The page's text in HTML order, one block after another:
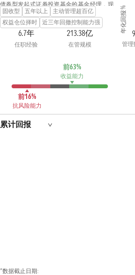
债券型发起式证券投资基金的基金经理，现任
现金理财部副总监、长信富瑞两年定期开放债
券型证券投资基金、长信稳势纯债债券型证券
投资基金、长信30天滚动持有短债债券型证券
投资基金、长信稳航30天持有期中短债债券型
证券投资基金、长信90天滚动持有债券型证券
投资基金、长信120天滚动持有债券型证券投资
基金和长信中证同业存单AAA指数7天持有期证
券投资基金的基金经理。
固收型 五年以上
主动管理超百亿
权益仓位择时
近三年回撤控制能力强
6.7年
任职经验
213.38亿
在管规模
9
管理
前63%
收益能力
前16%
抗风险能力
年化回报 %
累计回报
*数据截止日期: